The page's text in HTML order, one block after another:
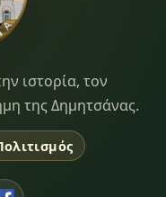
ιστορία, τον
της Δημητσάνας.